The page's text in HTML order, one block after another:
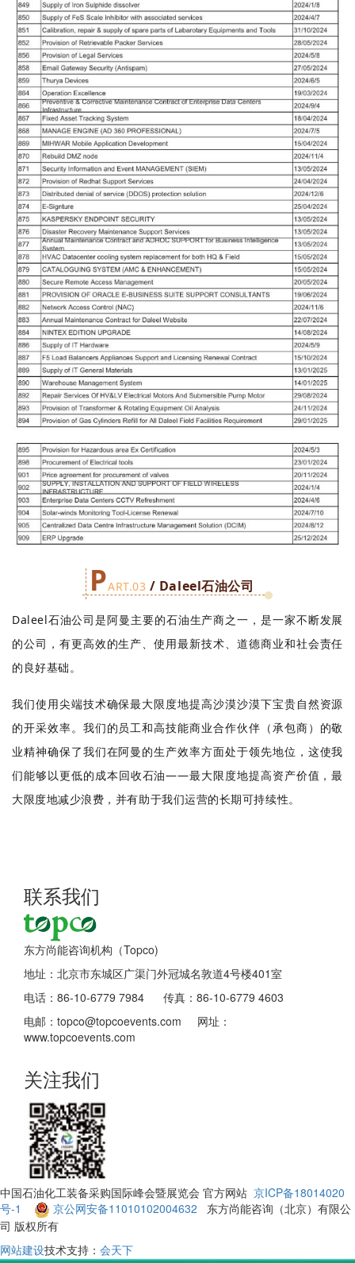
PART.03 / Daleel石油公司
Daleel石油公司是阿曼主要的石油生产商之一，是一家不断发展
的公司，有更高效的生产、使用最新技术、道德商业和社会责任
的良好基础。
我们使用尖端技术确保最大限度地提高沙漠沙漠下宝贵自然资源
的开采效率。我们的员工和高技能商业合作伙伴（承包商）的敬
业精神确保了我们在阿曼的生产效率方面处于领先地位，这使我
们能够以更低的成本回收石油——最大限度地提高资产价值，最
大限度地减少浪费，并有助于我们运营的长期可持续性。
联系我们
东方尚能咨询机构（Topco)
地址：北京市东城区广渠门外冠城名敦道4号楼401室
电话：86-10-6779 7984 传真：86-10-6779 4603
电邮：topco@topcoevents.com 网址：
www.topcoevents.com
关注我们
中国石油化工装备采购国际峰会暨展览会 官方网站 京ICP备18014020
号-1
京公网安备11010102004632 东方尚能咨询（北京）有限公
司 版权所有
网站建设技术支持： 会天下